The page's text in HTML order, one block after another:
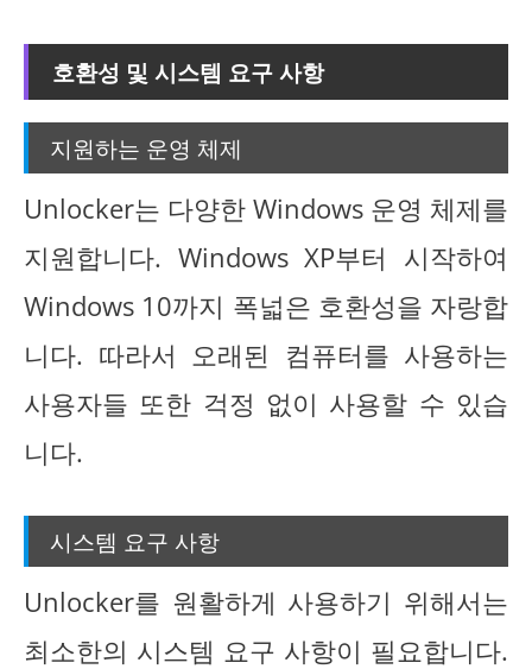
호환성 및 시스템 요구 사항
지원하는 운영 체제
Unlocker는 다양한 Windows 운영 체제를
지원합니다. Windows XP부터 시작하여
Windows 10까지 폭넓은 호환성을 자랑합
니다. 따라서 오래된 컴퓨터를 사용하는
사용자들 또한 걱정 없이 사용할 수 있습
니다.
시스템 요구 사항
Unlocker를 원활하게 사용하기 위해서는
최소한의 시스템 요구 사항이 필요합니다.